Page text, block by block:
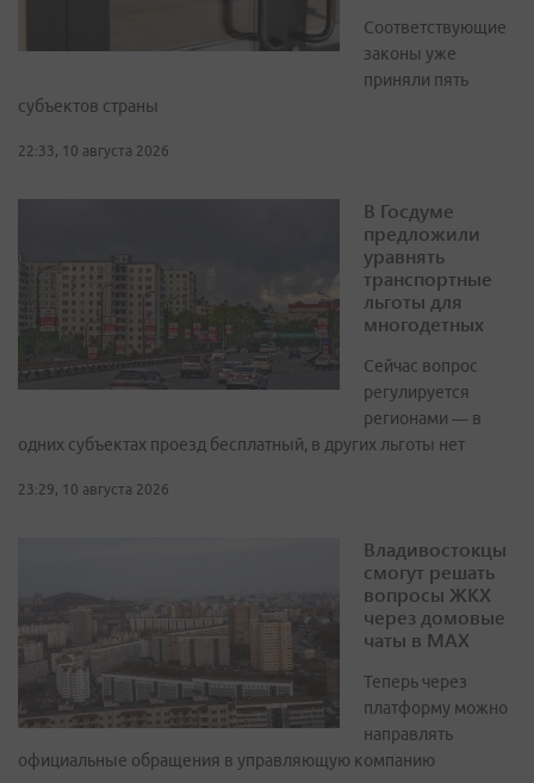
Соответствующие
законы уже
приняли пять
субъектов страны
22:33, 10 августа 2026
В Госдуме
предложили
уравнять
транспортные
льготы для
многодетных
Сейчас вопрос
регулируется
регионами — в
одних субъектах проезд бесплатный, в других льготы нет
23:29, 10 августа 2026
Владивостокцы
смогут решать
вопросы ЖКХ
через домовые
чаты в МАХ
Теперь через
платформу можно
направлять
официальные обращения в управляющую компанию